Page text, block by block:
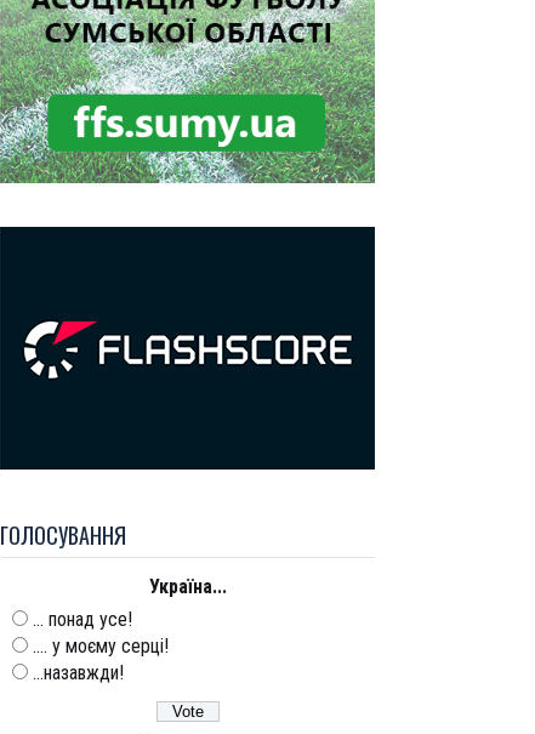
ГОЛОСУВАННЯ
Україна...
... понад усе!
.... у моєму серці!
...назавжди!